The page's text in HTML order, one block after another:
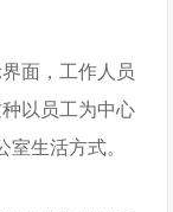
面，工作人员
以员工为中心
生活方式。